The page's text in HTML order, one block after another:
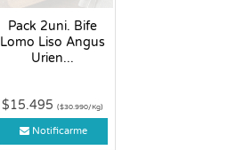
Pack 2uni. Bife
Lomo Liso Angus
Urien...
$15.495 ($30.990/Kg)
Notificarme